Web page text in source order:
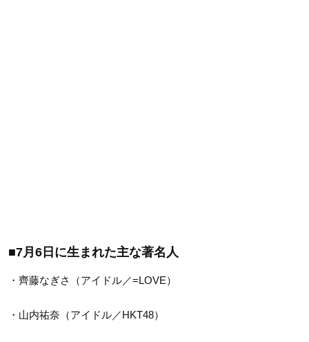
■7月6日に生まれた主な著名人
・齊藤なぎさ（アイドル／=LOVE）
・山内祐奈（アイドル／HKT48）